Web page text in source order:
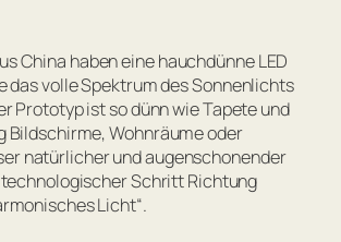
China haben eine hauchdünne LED
das volle Spektrum des Sonnenlichts
Prototyp ist so dünn wie Tapete und
Bildschirme, Wohnräume oder
natürlicher und augenschonender
Schritt Richtung
Licht“.